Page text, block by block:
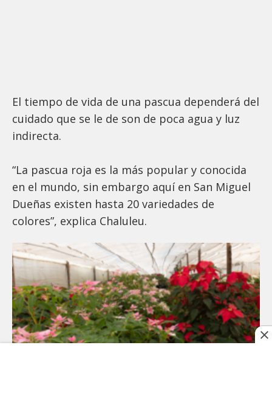
El tiempo de vida de una pascua dependerá del
cuidado que se le de son de poca agua y luz
indirecta.
“La pascua roja es la más popular y conocida
en el mundo, sin embargo aquí en San Miguel
Dueñas existen hasta 20 variedades de
colores”, explica Chaluleu.